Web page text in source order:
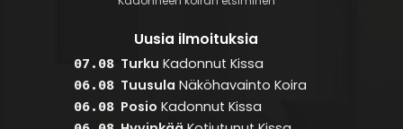
Uusia ilmoituksia
07.08 Turku Kadonnut Kissa
06.08 Tuusula Näköhavainto Koira
06.08 Posio Kadonnut Kissa